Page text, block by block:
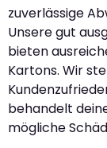
zuverlässige
Unsere gut
bieten
Kartons. Wir
behandelt
mögliche